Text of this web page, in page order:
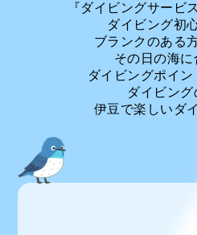
『ダイビングサービ
ダイビング初
ブランクのある
その日の海に
ダイビングポイン
ダイビング
伊豆で楽しいダ